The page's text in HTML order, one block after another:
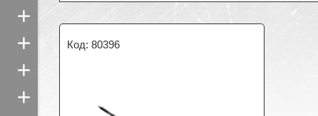
80396